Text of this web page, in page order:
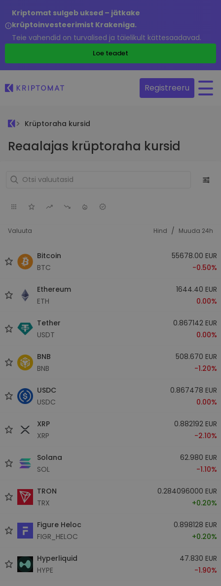
Kriptomat sulgeb uksed – jätkake
krüptoinvesteerimist Krakeniga.
Teie vahendid on turvalised ja täielikult kättesaadavad.
Loe teadet
Registreeru
Krüptoraha kursid
Reaalajas krüptoraha kursid
Valuuta Hind / Muuda 24h
Bitcoin
BTC
55678.00 EUR
-0.50%
Ethereum
ETH
1644.40 EUR
0.00%
Tether
USDT
0.867142 EUR
0.00%
BNB
BNB
508.670 EUR
-1.20%
USDC
USDC
0.867478 EUR
0.00%
XRP
XRP
0.882192 EUR
-2.10%
Solana
SOL
62.980 EUR
-1.10%
TRON
TRX
0.284096000 EUR
+0.20%
Figure Heloc
FIGR_HELOC
0.898128 EUR
+0.20%
Hyperliquid
HYPE
47.830 EUR
-1.90%